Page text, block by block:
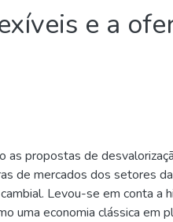
e a
as propostas de
de mercados dos setores
Levou-se em conta a
uma economia clássica em